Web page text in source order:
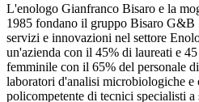
L'enologo Gianfranco Bisaro e la
1985 fondano il gruppo Bisaro
servizi e innovazioni nel settore
un'azienda con il 45% di laureati e
femminile con il 65% del personale
laboratori d'analisi microbiologiche e
policompetente di tecnici specialisti a